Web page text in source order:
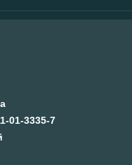
01-3335-7